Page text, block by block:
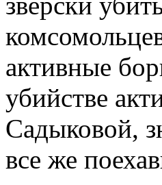
активные
убийстве
Садыковой,
все же